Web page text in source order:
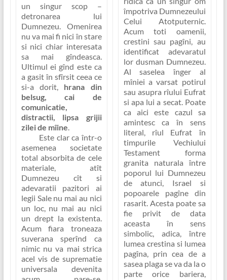
un singur scop –
detronarea lui
Dumnezeu. Omenirea
nu va mai fi nici în stare
si nici chiar interesata
sa mai gîndeasca.
Ultimul ei gînd este ca
a gasit în sfîrsit ceea ce
si-a dorit, hrana din
belsug, cai de
comunicatie,
distractii, lipsa grijii
zilei de mîine.
Este clar ca într-o
asemenea societate
total absorbita de cele
materiale, atît
Dumnezeu cît si
adevaratii pazitori ai
legii Sale nu mai au nici
un loc, nu mai au nici
un drept la existenta.
Acum fiara troneaza
suverana sperînd ca
nimic nu va mai strica
acel vis de suprematie
universala devenita
împotriva Dumnezeului
Celui Atotputernic.
Acum toti oamenii,
crestini sau pagîni, au
identificat adevaratul
lor dusman Dumnezeu.
Al saselea înger al
mîniei a varsat potirul
sau asupra rîului Eufrat
si apa lui a secat. Poate
ca aici este cazul sa
amintesc ca în sens
literal, rîul Eufrat în
timpurile Vechiului
Testament forma
granita naturala între
poporul lui Dumnezeu
de atunci, Israel si
popoarele pagîne din
rasarit. Acesta poate sa
fie privit de data
aceasta în sens
simbolic, adica, între
lumea crestina si lumea
pagîna, prin cea de a
sasea plaga se va da la o
parte orice bariera,